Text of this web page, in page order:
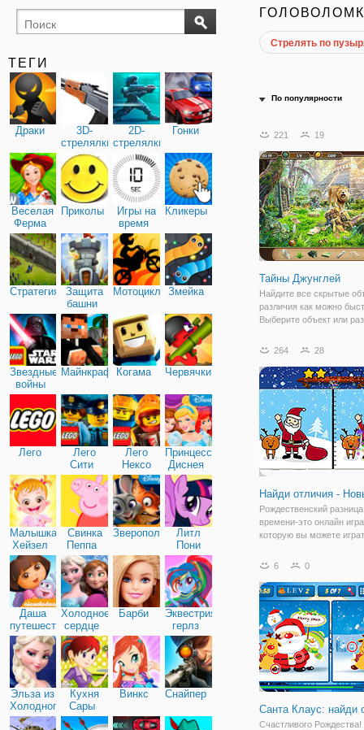
предметов
ТЕГИ
Драки
3D-
стрелялки
2D-
стрелялки
Гонки
Веселая
Ферма
Приколы
Игры на
время
Кликеры
Стратегия
Защита
башни
МотоциклыЗмейка
Звездные
войны
МайнкрафтКогама Червячки
Лего
Лего
Сити
Лего
Нексо
Найтс
Принцессы
Диснея
Малышка
Хейзел
Свинка
Пеппа
Зверополис
Литл
Пони
Дружба
Даша
путешественница
Холодное
сердце
Барби
Эквестрия
герлз
Эльза из
Холодного
сердца
Кухня
Сары
Винкс Снайпер
Стрелять по
По популярности
221 19
Тайны Джунглей
Найдите все скрытые
различия как можно
Выберите объект или
264
28
Найди отличия -
Рождественский
времени-это онлайн
которую вы можете
понимание? Играть в
времени, чтобы
картинки о Рождестве
6 0
Санта Клаус: найди
Счастливого Рождества!